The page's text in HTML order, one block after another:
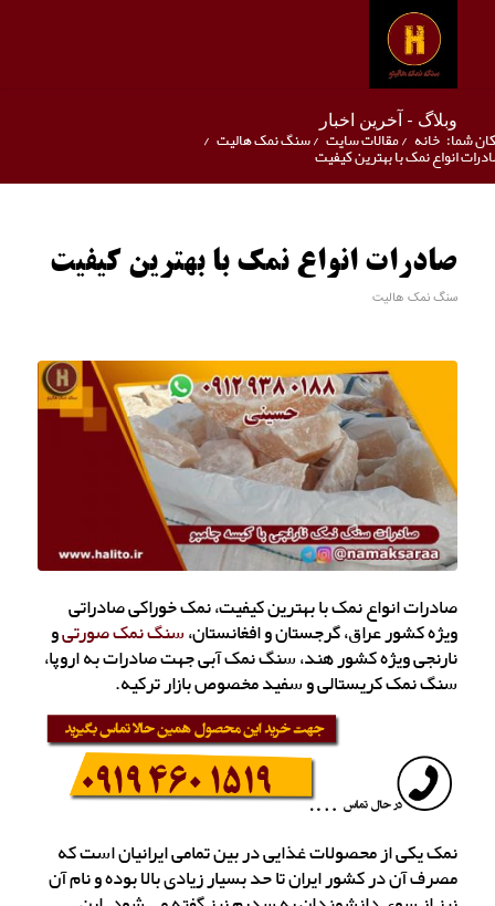
وبلاگ - آخرین اخبار
شما: خانه /مقالات سایت /سنگ نمک هالیت /
انواع نمک با بهترین کیفیت
صادرات انواع نمک با بهترین کیفیت
سنگ نمک هالیت
صادرات انواع نمک با بهترین کیفیت، نمک خوراکی صادراتی
ویژه کشور عراق، گرجستان و افغانستان،سنگ نمک صورتیو
نارنجی ویژه کشور هند، سنگ نمک آبی جهت صادرات به اروپا،
سنگ نمک کریستالی و سفید مخصوص بازار ترکیه.
نمک یکی از محصولات غذایی در بین تمامی ایرانیان است که
مصرف آن در کشور ایران تا حد بسیار زیادی بالا بوده و نام آن